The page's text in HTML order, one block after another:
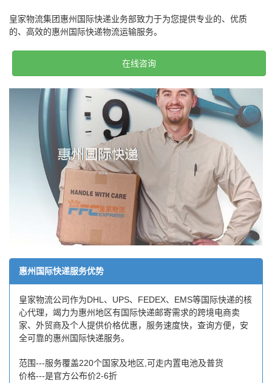
皇家物流集团惠州国际快递业务部致力于为您提供专业的、优质
的、高效的惠州国际快递物流运输服务。
在线咨询
惠州国际快递服务优势
皇家物流公司作为DHL、UPS、FEDEX、EMS等国际快递的核
心代理，竭力为惠州地区有国际快递邮寄需求的跨境电商卖
家、外贸商及个人提供价格优惠，服务速度快，查询方便，安
全可靠的惠州国际快递服务。
范围---服务覆盖220个国家及地区,可走内置电池及普货
价格---是官方公布价2-6折